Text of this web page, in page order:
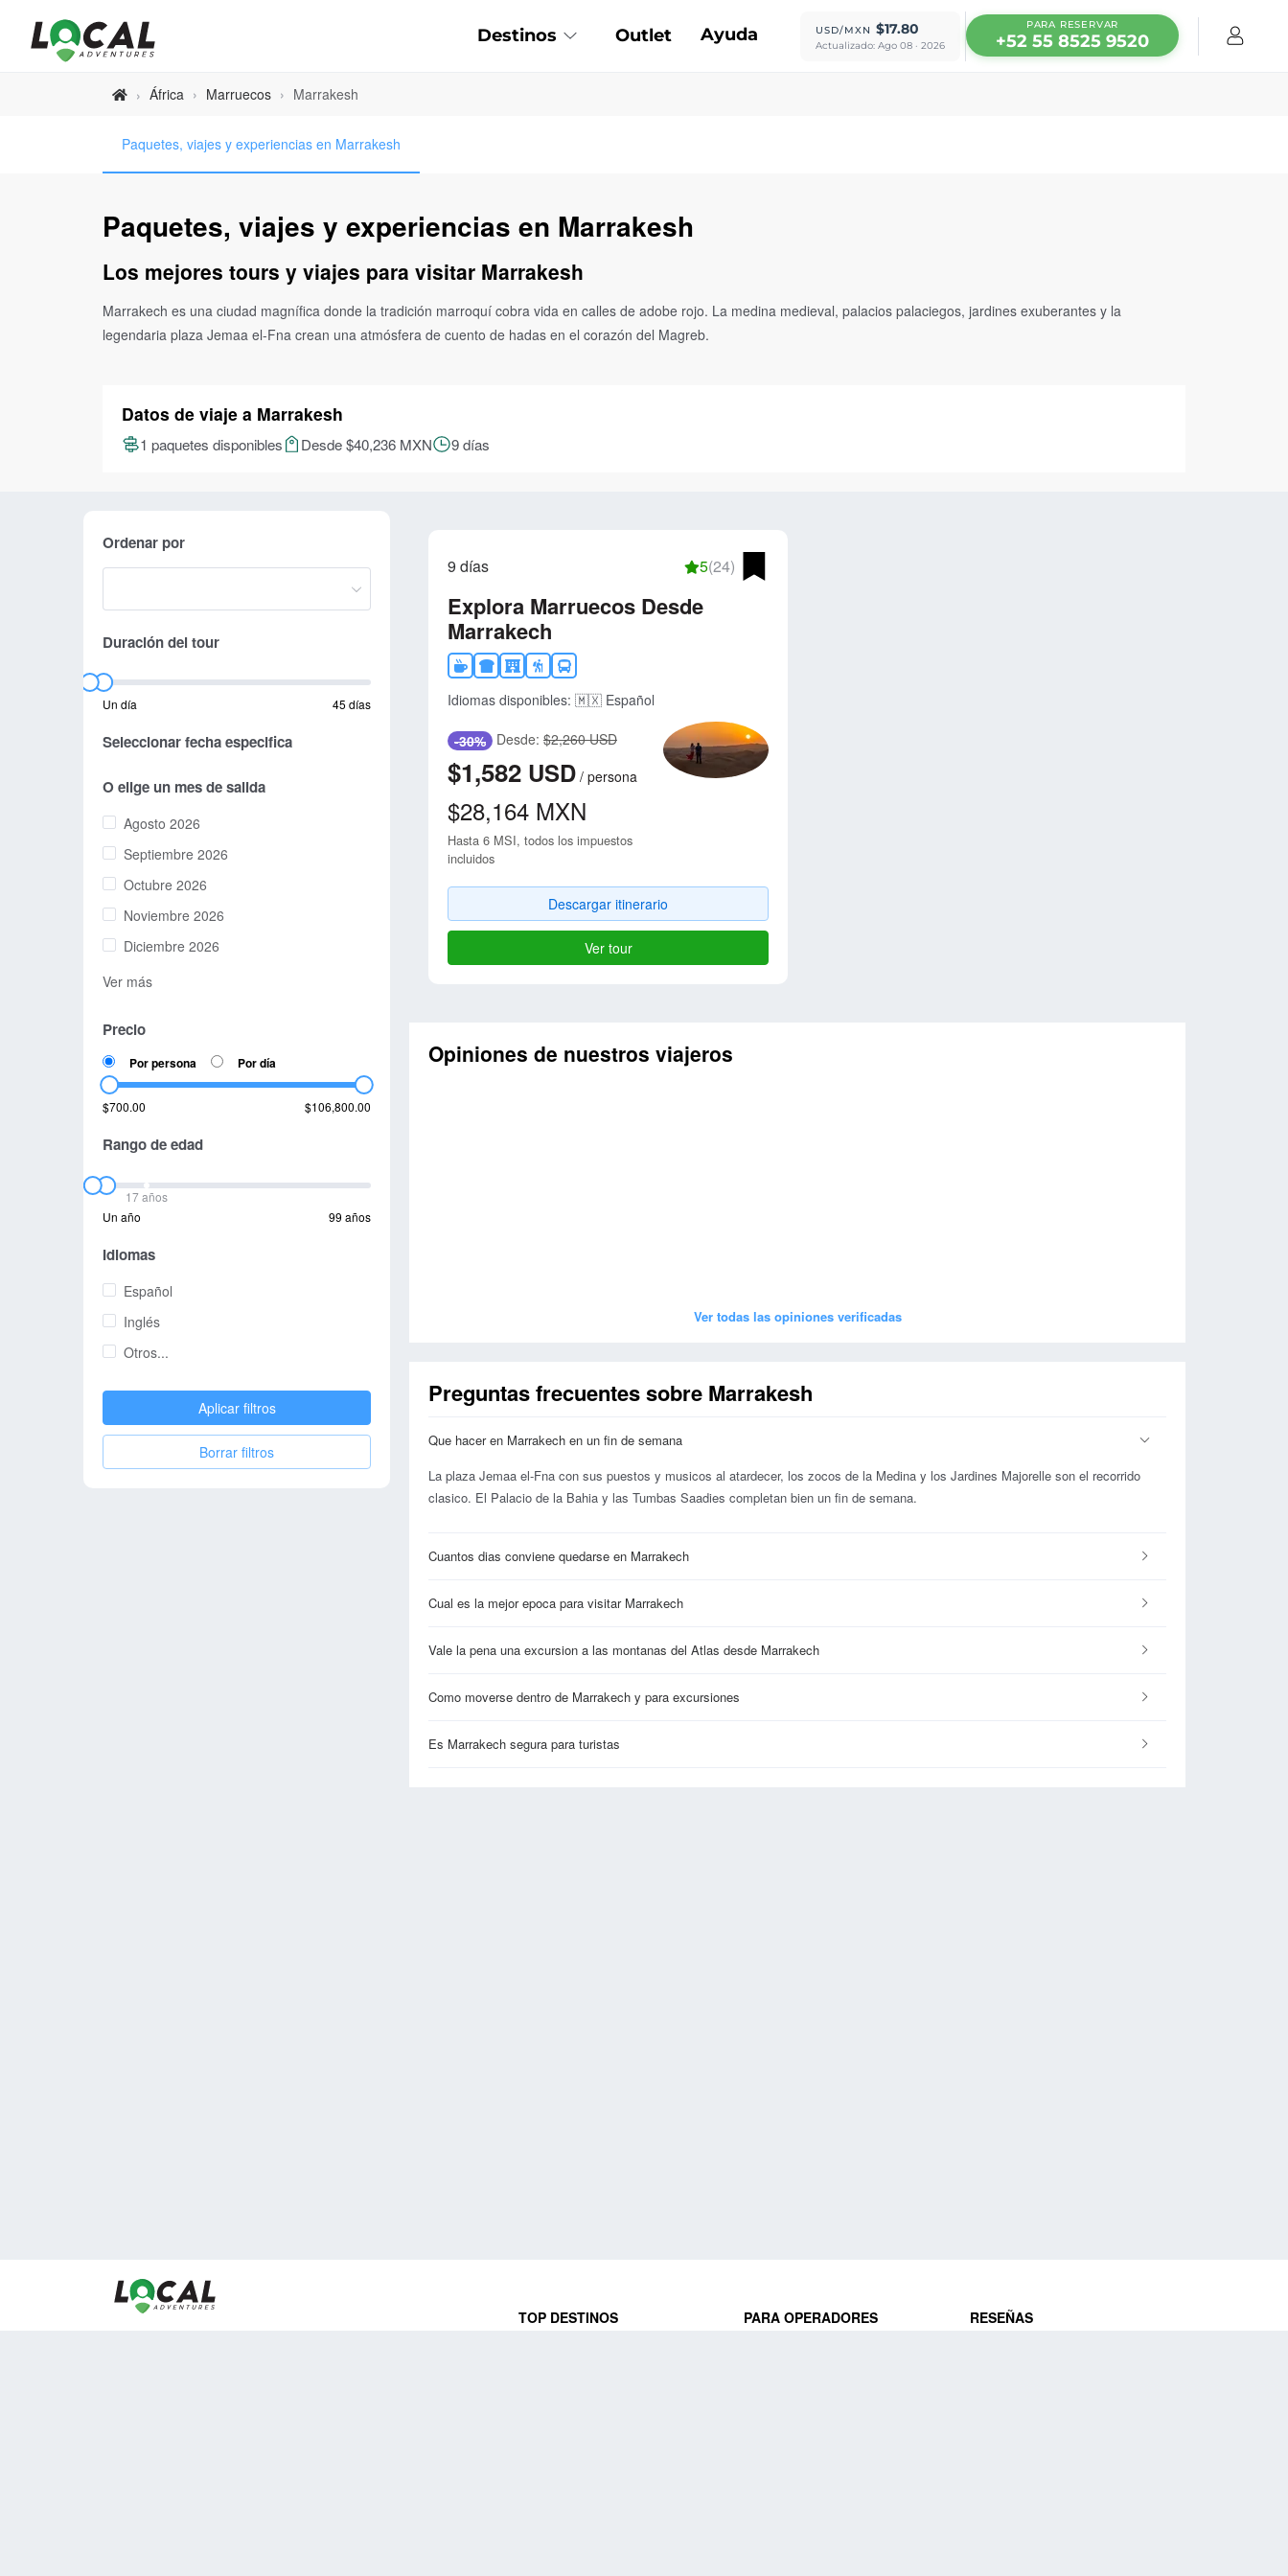
Destinos Outlet Ayuda USD/MXN $17.80
Actualizado: Ago 08 · 2026
PARA RESERVAR
+52 55 8525 9520
› África › Marruecos › Marrakesh
Paquetes, viajes y experiencias en Marrakesh
Paquetes, viajes y experiencias en Marrakesh
Los mejores tours y viajes para visitar Marrakesh
Marrakech es una ciudad magnífica donde la tradición marroquí cobra vida en calles de adobe rojo. La medina medieval, palacios palaciegos, jardines exuberantes y la
legendaria plaza Jemaa el-Fna crean una atmósfera de cuento de hadas en el corazón del Magreb.
Datos de viaje a Marrakesh
1 paquetes disponibles Desde $40,236 MXN 9 días
Ordenar por
Duración del tour
Un día 45 días
Seleccionar fecha especifica
O elige un mes de salida
Agosto 2026
Septiembre 2026
Octubre 2026
Noviembre 2026
Diciembre 2026
Ver más
Precio
Por persona Por día
$700.00 $106,800.00
Rango de edad
17 años
Un año
99 años
Idiomas
Español
Inglés
Otros...
Aplicar filtros
Borrar filtros
9 días 5(24)
Explora Marruecos Desde
Marrakech
Idiomas disponibles: 🇲🇽 Español
-30% Desde: $2,260 USD
$1,582 USD / persona
$28,164 MXN
Hasta 6 MSI, todos los impuestos
incluidos
Descargar itinerario
Ver tour
Opiniones de nuestros viajeros
Ver todas las opiniones verificadas
Preguntas frecuentes sobre Marrakesh
Que hacer en Marrakech en un fin de semana
La plaza Jemaa el-Fna con sus puestos y musicos al atardecer, los zocos de la Medina y los Jardines Majorelle son el recorrido
clasico. El Palacio de la Bahia y las Tumbas Saadies completan bien un fin de semana.
Cuantos dias conviene quedarse en Marrakech
Cual es la mejor epoca para visitar Marrakech
Vale la pena una excursion a las montanas del Atlas desde Marrakech
Como moverse dentro de Marrakech y para excursiones
Es Marrakech segura para turistas
TOP DESTINOS PARA OPERADORES RESEÑAS